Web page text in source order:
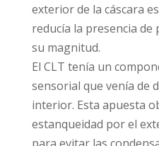
exterior de la cáscara
reducía la presencia
su magnitud.
El CLT tenía un
sensorial que venía de
interior. Esta apuesta
estanqueidad por el